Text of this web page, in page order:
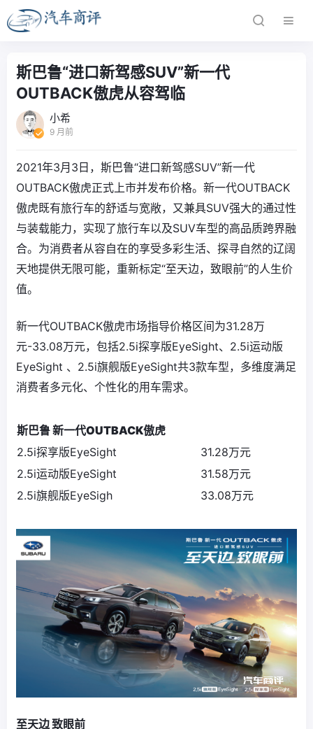
斯巴鲁“进口新驾感SUV”新一代
OUTBACK傲虎从容驾临
小希
9 月前
2021年3月3日，斯巴鲁“进口新驾感SUV”新一代
OUTBACK傲虎正式上市并发布价格。新一代OUTBACK
傲虎既有旅行车的舒适与宽敞，又兼具SUV强大的通过性
与装载能力，实现了旅行车以及SUV车型的高品质跨界融
合。为消费者从容自在的享受多彩生活、探寻自然的辽阔
天地提供无限可能，重新标定“至天边，致眼前”的人生价
值。
新一代OUTBACK傲虎市场指导价格区间为31.28万
元-33.08万元，包括2.5i探享版EyeSight、2.5i运动版
EyeSight 、2.5i旗舰版EyeSight共3款车型，多维度满足
消费者多元化、个性化的用车需求。
斯巴鲁 新一代OUTBACK傲虎
2.5i探享版EyeSight
31.28万元
2.5i运动版EyeSight
31.58万元
2.5i旗舰版EyeSigh
33.08万元
至天边 致眼前